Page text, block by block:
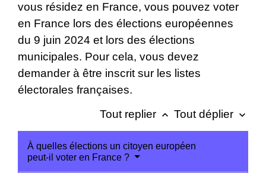
vous résidez en France, vous pouvez voter
en France lors des élections européennes
du 9 juin 2024 et lors des élections
municipales. Pour cela, vous devez
demander à être inscrit sur les listes
électorales françaises.
Tout replier keyboard_arrow_up Tout déplier keyboard_arrow_down
À quelles élections un citoyen européen
peut-il voter en France ?